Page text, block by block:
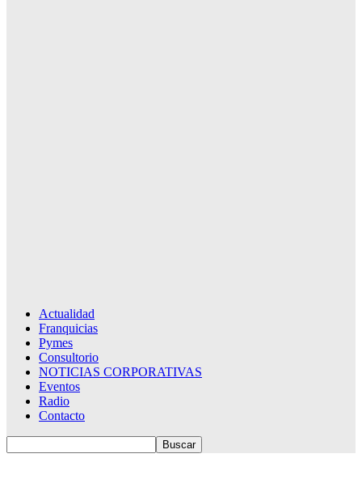
Actualidad
Franquicias
Pymes
Consultorio
NOTICIAS CORPORATIVAS
Eventos
Radio
Contacto